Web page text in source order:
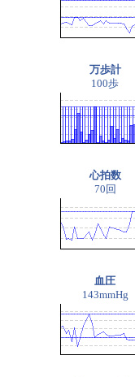
万歩計
100歩
心拍数
70回
血圧
143mmHg